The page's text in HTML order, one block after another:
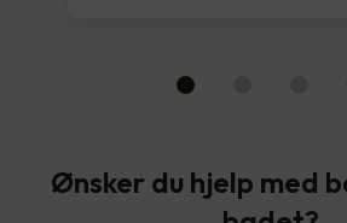
Ønsker du hjelp med